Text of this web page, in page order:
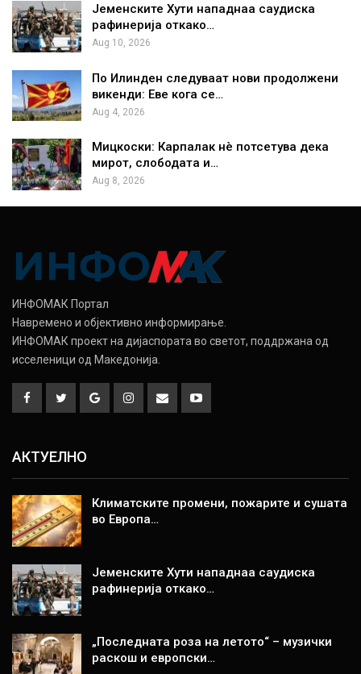
Јеменските Хути нападнаа саудиска
рафинерија откако…
Aug 10, 2026
По Илинден следуваат нови продолжени
викенди: Еве кога се…
Aug 4, 2026
Мицкоски: Карпалак нè потсетува дека
мирот, слободата и…
Aug 8, 2026
ИНФОМАК Портал
Навремено и објективно информирање.
ИНФОМАК проект на дијаспората во светот, поддржана од
исселеници од Македонија.
АКТУЕЛНО
Климатските промени, пожарите и сушата
во Европа…
Јеменските Хути нападнаа саудиска
рафинерија откако…
„Последната роза на летото“ – музички
раскош и европски…